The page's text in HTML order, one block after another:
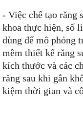
- Việc chế tạo răng
khoa thực hiện, số
dùng để mô phỏng
mềm thiết kế răng
kích thước và các
răng sau khi gắn
kiệm thời gian và